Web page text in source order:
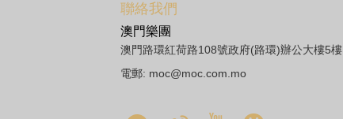
聯絡我們
澳門樂團
澳門路環紅荷路108號政府(路環)辦公大樓5樓
電郵: moc@moc.com.mo